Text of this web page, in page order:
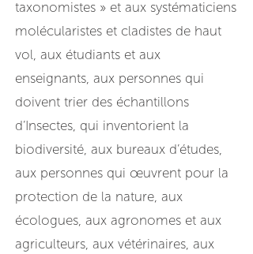
taxonomistes » et aux systématiciens
molécularistes et cladistes de haut
vol, aux étudiants et aux
enseignants, aux personnes qui
doivent trier des échantillons
d’Insectes, qui inventorient la
biodiversité, aux bureaux d’études,
aux personnes qui œuvrent pour la
protection de la nature, aux
écologues, aux agronomes et aux
agriculteurs, aux vétérinaires, aux